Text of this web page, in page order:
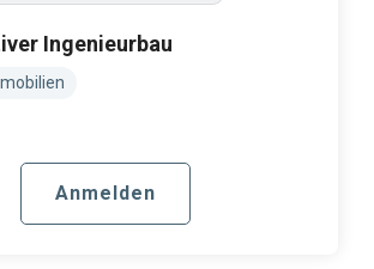
Ingenieurbau
Anmelden